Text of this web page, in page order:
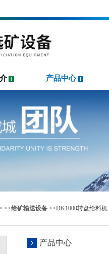
产品中心
>>给矿输送设备 >>DK1000转盘给料机
产品中心